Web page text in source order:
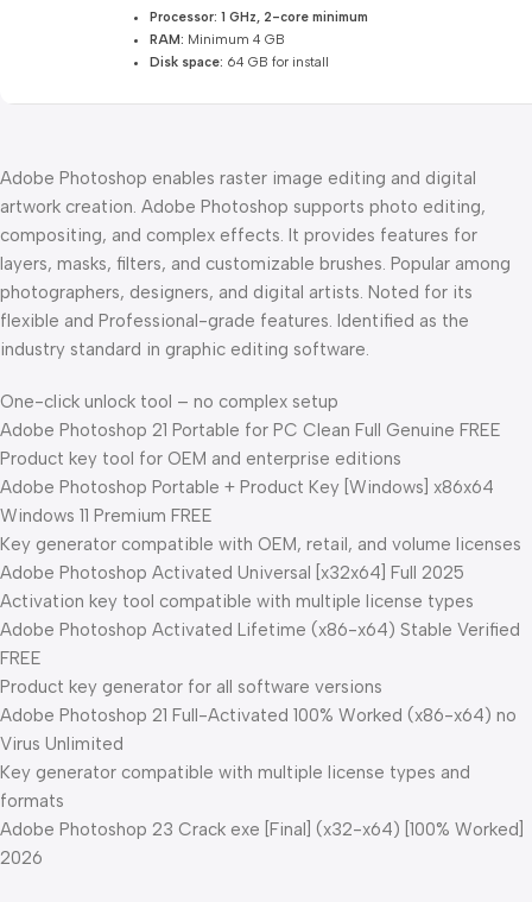
Processor: 1 GHz, 2-core minimum
RAM: Minimum 4 GB
Disk space: 64 GB for install
Adobe Photoshop enables raster image editing and digital
artwork creation. Adobe Photoshop supports photo editing,
compositing, and complex effects. It provides features for
layers, masks, filters, and customizable brushes. Popular among
photographers, designers, and digital artists. Noted for its
flexible and Professional-grade features. Identified as the
industry standard in graphic editing software.
One-click unlock tool – no complex setup
Adobe Photoshop 21 Portable for PC Clean Full Genuine FREE
Product key tool for OEM and enterprise editions
Adobe Photoshop Portable + Product Key [Windows] x86x64
Windows 11 Premium FREE
Key generator compatible with OEM, retail, and volume licenses
Adobe Photoshop Activated Universal [x32x64] Full 2025
Activation key tool compatible with multiple license types
Adobe Photoshop Activated Lifetime (x86-x64) Stable Verified
FREE
Product key generator for all software versions
Adobe Photoshop 21 Full-Activated 100% Worked (x86-x64) no
Virus Unlimited
Key generator compatible with multiple license types and
formats
Adobe Photoshop 23 Crack exe [Final] (x32-x64) [100% Worked]
2026